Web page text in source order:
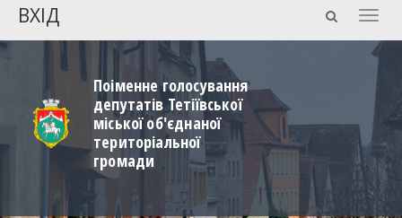
ВХІД
Поіменне голосування
депутатів Тетіївської
міської об'єднаної
територіальної
громади